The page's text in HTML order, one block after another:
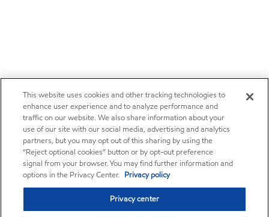
This website uses cookies and other tracking technologies to
enhance user experience and to analyze performance and
traffic on our website. We also share information about your
use of our site with our social media, advertising and analytics
partners, but you may opt out of this sharing by using the
“Reject optional cookies” button or by opt-out preference
signal from your browser. You may find further information and
options in the Privacy Center. Privacy policy
Privacy center